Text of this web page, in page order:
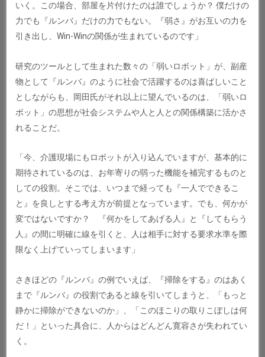
いく。この場合、部屋を片付けたのは誰でしょうか？ 僕だけの
力でも『ルンバ』だけの力でもない。『弱さ』がお互いの力を
引き出し、Win-Winの関係が生まれているのです」
研究のツールとして生まれた数々の「弱いロボット」が、副産
物として『ルンバ』のように社会で活躍するのは喜ばしいこと
としながらも、岡田氏がそれ以上に望んでいるのは、「弱いロ
ボット」の思想が社会システムや人と人との関係構築に活かさ
れることだ。
「今、介護現場にもロボットが入り込んでいますが、基本的に
期待されているのは、お年寄りの弱った機能を補完するものと
しての役割。そこでは、いつまで経っても『一人でできるこ
と』を良しとする考え方が前提となっています。でも、何かが
変ではないですか？ 『何かをしてあげる人』と『してもらう
人』の間に明確に線を引くと、人は相手に対する要求水準を際
限なく上げていってしまいます」
さきほどの『ルンバ』の例でいえば、『掃除をする』のはあく
まで『ルンバ』の役割であると線を引いてしまうと、「もっと
静かに掃除ができないのか」、「このほこりの取りこぼしは何
だ！」といった具合に、人からはどんどん寛容さが失われてい
く。